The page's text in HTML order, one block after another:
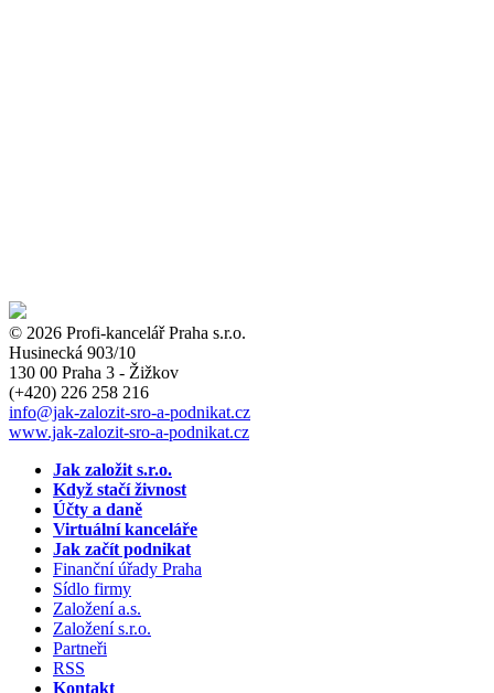
© 2026 Profi-kancelář Praha s.r.o.
Husinecká 903/10
130 00 Praha 3 - Žižkov
(+420) 226 258 216
info@jak-zalozit-sro-a-podnikat.cz
www.jak-zalozit-sro-a-podnikat.cz
Jak založit s.r.o.
Když stačí živnost
Účty a daně
Virtuální kanceláře
Jak začít podnikat
Finanční úřady Praha
Sídlo firmy
Založení a.s.
Založení s.r.o.
Partneři
RSS
Kontakt